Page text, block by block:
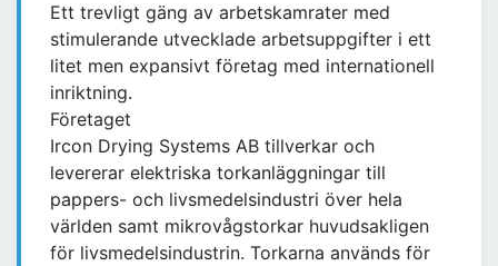
Ett trevligt gäng av arbetskamrater med
stimulerande utvecklade arbetsuppgifter i ett
litet men expansivt företag med internationell
inriktning.
Företaget
Ircon Drying Systems AB tillverkar och
levererar elektriska torkanläggningar till
pappers- och livsmedelsindustri över hela
världen samt mikrovågstorkar huvudsakligen
för livsmedelsindustrin. Torkarna används för